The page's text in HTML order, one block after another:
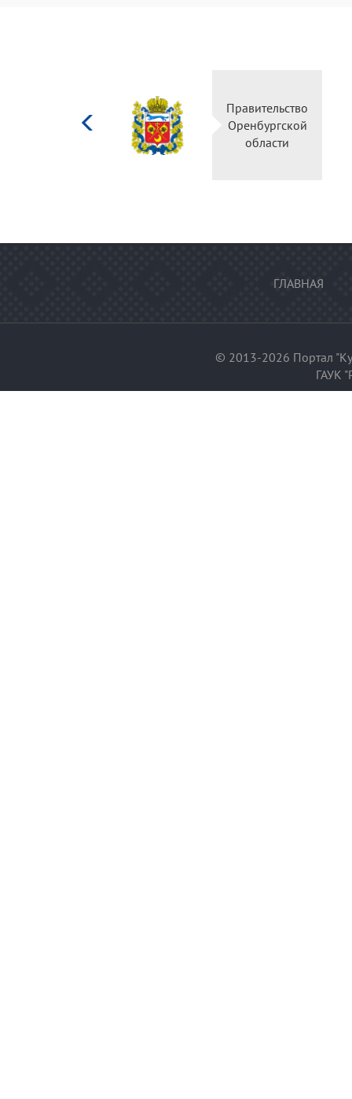
Правительство
Оренбургской
области
ГЛАВНАЯ
© 2013-2026 Портал
ГАУК